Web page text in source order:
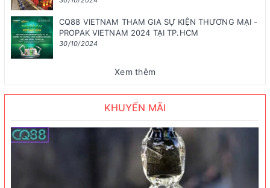
CQ88 VIETNAM THAM GIA SỰ KIỆN THƯƠNG MẠI -
PROPAK VIETNAM 2024 TẠI TP.HCM
30/10/2024
Xem thêm
KHUYẾN MÃI